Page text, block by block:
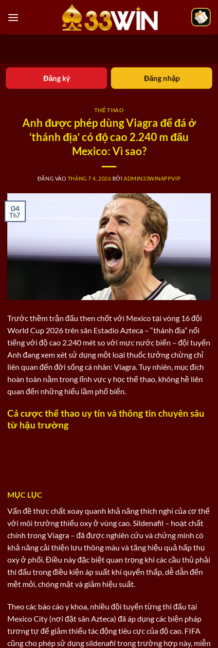
qua
Đăng ký Đăng nhập
THỂ THAO
Anh được phép dùng Viagra để đá ở
‘thánh địa’ có độ cao 2.240 m đấu
Mexico: Vì sao?
ĐĂNG VÀO THÁNG 7 4, 2026 BỞI ADMIN33WINAPPVIP
04
Th7
Trước thềm trận đấu then chốt với Mexico tại vòng 16 đội
World Cup 2026 trên sân Estadio Azteca – “thánh địa” nổi
tiếng với độ cao 2.240 mét so với mực nước biển – đội tuyển
Anh đang xem xét sử dụng một loại thuốc tưởng chừng chỉ
liên quan đến đời sống cá nhân: Viagra. Tuy nhiên, mục đích
hoàn toàn nằm trong lĩnh vực y học thể thao, không hề liên
quan đến những hiểu lầm phổ biến.
Cá cược thể thao uy tín và thông tin chuyên sâu
từ hậu trường
MỤC LỤC
Vấn đề thực chất xoay quanh khả năng thích nghi của cơ thể
với môi trường thiếu oxy ở vùng cao. Sildenafil – hoạt chất
chính trong Viagra – đã được nghiên cứu và chứng minh có
khả năng cải thiện lưu thông máu và tăng hiệu quả hấp thụ
oxy ở phổi. Điều này đặc biệt quan trọng khi các cầu thủ phải
thi đấu trong điều kiện áp suất khí quyển thấp, dễ dẫn đến
mệt mỏi, chóng mặt và giảm hiệu suất.
Theo các báo cáo y khoa, nhiều đội tuyển từng thi đấu tại
Mexico City (nơi đặt sân Azteca) đã áp dụng các biện pháp
tương tự để giảm thiểu tác động tiêu cực của độ cao. FIFA
cũng cho phép sử dụng sildenafil trong trường hợp này, miễn